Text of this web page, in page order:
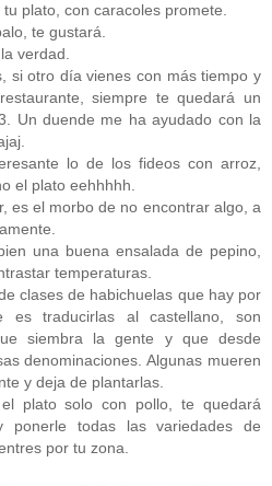
plato, con caracoles promete.
te gustará.
verdad.
si otro día vienes con más tiempo y
siempre te quedará un
Un duende me ha ayudado con la
lo de los fideos con arroz,
el plato eehhhhh.
es el morbo de no encontrar algo, a
una buena ensalada de pepino,
temperaturas.
clases de habichuelas que hay por
traducirlas al castellano, son
siembra la gente y que desde
denominaciones. Algunas mueren
y deja de plantarlas.
plato solo con pollo, te quedará
ponerle todas las variedades de
por tu zona.